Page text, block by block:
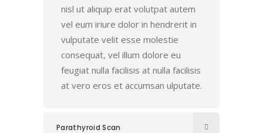
nisl ut aliquip erat volutpat autem
vel eum iriure dolor in hendrerit in
vulputate velit esse molestie
consequat, vel illum dolore eu
feugiat nulla facilisis at nulla facilisis
at vero eros et accumsan ulputate.
Parathyroid Scan